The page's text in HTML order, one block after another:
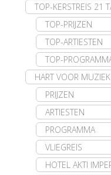
TOP-KERSTREIS 21
TOP-PRIJZEN
TOP-ARTIESTEN
TOP-
HART VOOR
PRIJZEN
ARTIESTEN
PROGRAMMA
VLIEGREIS
HOTEL AKTI